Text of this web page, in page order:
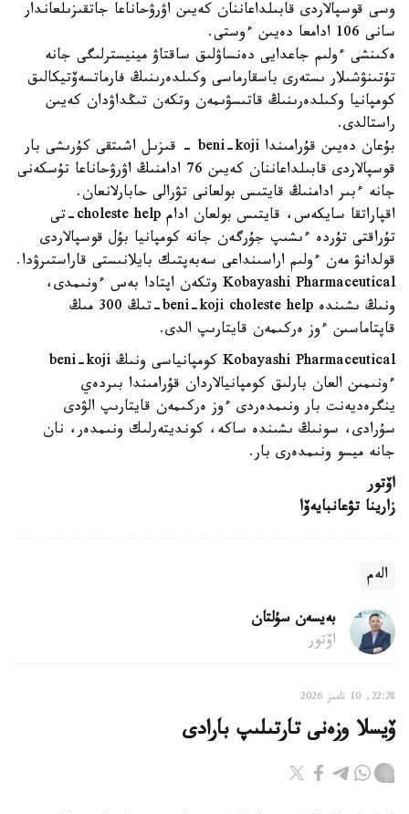
وسى قوسپالاردى قابىلداعاننان كەيىن اۋرۋحاناعا جاتقىزىلعاندار
سانى 106 ادامعا دەيىن ءوستى.
ەكىنشى ءولىم جاعدايى دەنساۋلىق ساقتاۋ مينيسترلىگى جانە
تۇتىنۋشىلار ىستەرى باسقارماسى وكىلدەرىنىڭ فارماتسەۆتيكالىق
كومپانيا وكىلدەرىنىڭ قاتىسۋىمەن وتكەن تىڭداۋدان كەيىن
راستالدى.
بۇعان دەيىن قۇرامىندا beni-koji - قىزىل اشىتقى كۇرىشى بار
قوسپالاردى قابىلداعاننان كەيىن 76 ادامنىڭ اۋرۋحاناعا تۇسكەنى
جانە ءبىر ادامنىڭ قايتىس بولعانى تۋرالى حابارلانعان.
اقپاراتقا سايكەس، قايتىس بولعان ادام choleste help-تى
تۇراقتى تۇردە ءىشىپ جۇرگەن جانە كومپانيا بۇل قوسپالاردى
قولدانۋ مەن ءولىم اراسىنداعى سەبەپتىك بايلانىستى قاراستىرۋدا.
Kobayashi Pharmaceutical وتكەن اپتادا بەس ءونىمدى،
ونىڭ ىشىندە beni-koji choleste help-تىڭ 300 مىڭ
قاپتاماسىن ءوز ەركىمەن قايتارىپ الدى.
Kobayashi Pharmaceutical كومپانياسى ونىڭ beni-koji
ءونىمىن العان بارلىق كومپانيالاردان قۇرامىندا بىردەي
ينگرەديەنت بار ونىمدەردى ءوز ەركىمەن قايتارىپ الۋدى
سۇرادى، سونىڭ ىشىندە ساكە، كونديتەرلىك ونىمدەر، نان
جانە ميسو ونىمدەرى بار.
اۆتور
زارينا تۋعانبايەۆا
الەم
بەيسەن سۇلتان
اۆتور
22:28, 10 تامىز 2026
ۆيسلا وزەنى تارتىلىپ بارادى